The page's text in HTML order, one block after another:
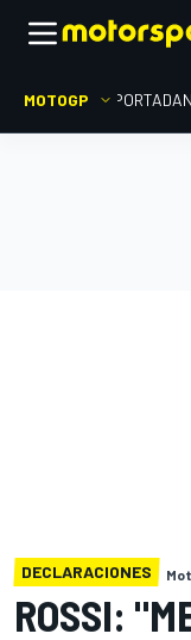
MOTOGP PORTADA
DECLARACIONES
ROSSI: